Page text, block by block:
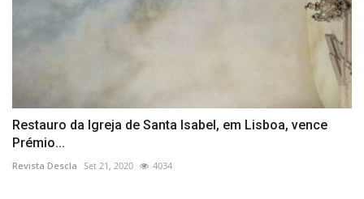
Restauro da Igreja de Santa Isabel, em Lisboa, vence
Prémio...
Revista Descla Set 21, 2020 4034